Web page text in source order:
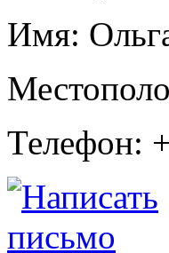
Имя:
Телефон: